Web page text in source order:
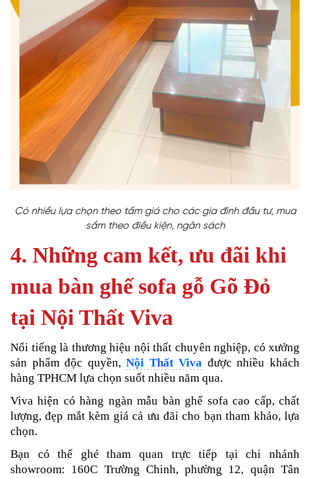
Có nhiều lựa chọn theo tầm giá cho các gia đình đầu tư, mua
sắm theo điều kiện, ngân sách
4. Những cam kết, ưu đãi khi
mua bàn ghế sofa gỗ Gõ Đỏ
tại Nội Thất Viva
Nổi tiếng là thương hiệu nội thất chuyên nghiệp, có xưởng
sản phẩm độc quyền,Nội Thất Viva được nhiều khách
hàng TPHCM lựa chọn suốt nhiều năm qua.
Viva hiện có hàng ngàn mẫu bàn ghế sofa cao cấp, chất
lượng, đẹp mắt kèm giá cả ưu đãi cho bạn tham khảo, lựa
chọn.
Bạn có thể ghé tham quan trực tiếp tại chi nhánh
showroom: 160C Trường Chinh, phường 12, quận Tân